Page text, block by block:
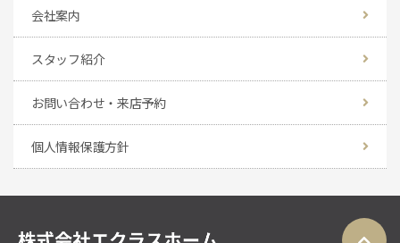
会社案内
スタッフ紹介
お問い合わせ・来店予約
個人情報保護方針